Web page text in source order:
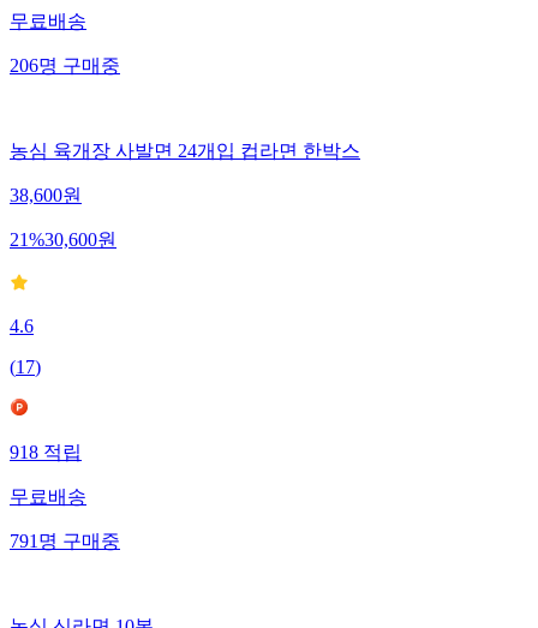
무료배송
206명구매중
농심 육개장 사발면 24개입 컵라면 한박스
38,600원
21%30,600원
4.6
(17)
918적립
무료배송
791명구매중